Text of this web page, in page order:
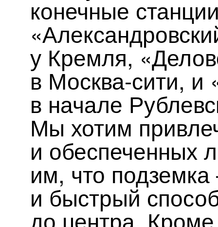
конечные
у Кремля,
в Москва-сити, и
в начале
Мы хотим
и обеспеченных
им, что
и быстрый
до центра.